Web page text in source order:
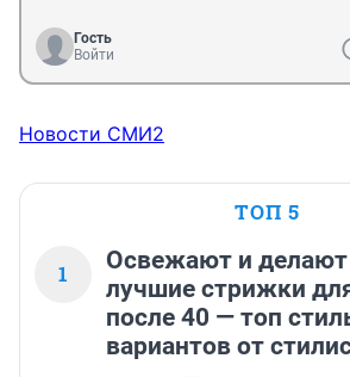
Гость
Войти
Новости СМИ2
ТОП 5
1
Освежают и
лучшие стрижки
после 40 — топ
вариантов от